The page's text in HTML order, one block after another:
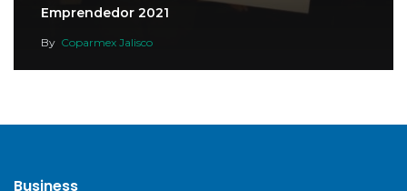
Emprendedor 2021
By Coparmex Jalisco
Business